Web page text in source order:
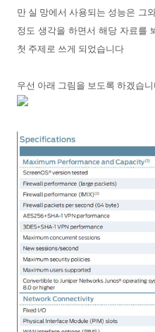
만 실 망에서 사용되는 성능은 그
정도 생각을 하면서 해당 자료를
첫 주제로 쓰게 되었습니다
우선 아래 그림을 보도록 하겠습